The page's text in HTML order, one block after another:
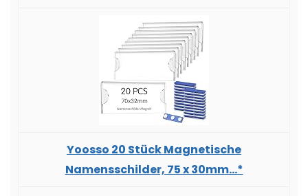
Yoosso 20 Stück Magnetische
Namensschilder, 75 x 30mm...*